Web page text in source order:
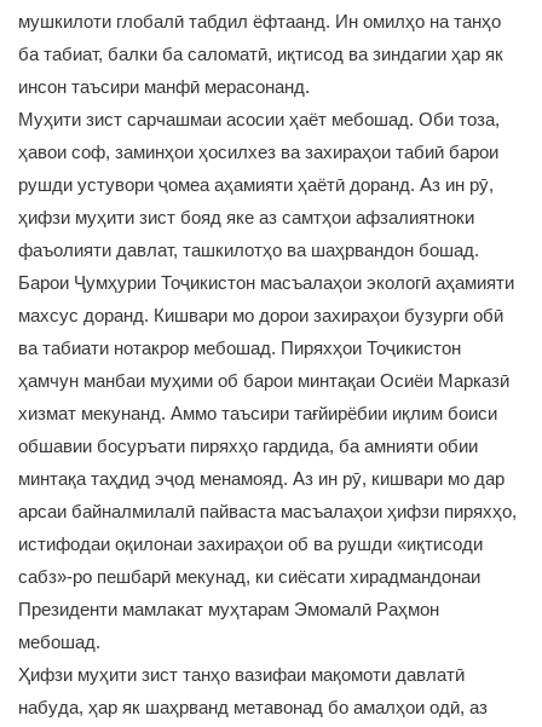
мушкилоти глобалӣ табдил ёфтаанд. Ин омилҳо на танҳо
ба табиат, балки ба саломатӣ, иқтисод ва зиндагии ҳар як
инсон таъсири манфӣ мерасонанд.
Муҳити зист сарчашмаи асосии ҳаёт мебошад. Оби тоза,
ҳавои соф, заминҳои ҳосилхез ва захираҳои табиӣ барои
рушди устувори ҷомеа аҳамияти ҳаётӣ доранд. Аз ин рӯ,
ҳифзи муҳити зист бояд яке аз самтҳои афзалиятноки
фаъолияти давлат, ташкилотҳо ва шаҳрвандон бошад.
Барои Ҷумҳурии Тоҷикистон масъалаҳои экологӣ аҳамияти
махсус доранд. Кишвари мо дорои захираҳои бузурги обӣ
ва табиати нотакрор мебошад. Пиряхҳои Тоҷикистон
ҳамчун манбаи муҳими об барои минтақаи Осиёи Марказӣ
хизмат мекунанд. Аммо таъсири тағйирёбии иқлим боиси
обшавии босуръати пиряхҳо гардида, ба амнияти обии
минтақа таҳдид эҷод менамояд. Аз ин рӯ, кишвари мо дар
арсаи байналмилалӣ пайваста масъалаҳои ҳифзи пиряхҳо,
истифодаи оқилонаи захираҳои об ва рушди «иқтисоди
сабз»-ро пешбарӣ мекунад, ки сиёсати хирадмандонаи
Президенти мамлакат муҳтарам Эмомалӣ Раҳмон
мебошад.
Ҳифзи муҳити зист танҳо вазифаи мақомоти давлатӣ
набуда, ҳар як шаҳрванд метавонад бо амалҳои одӣ, аз